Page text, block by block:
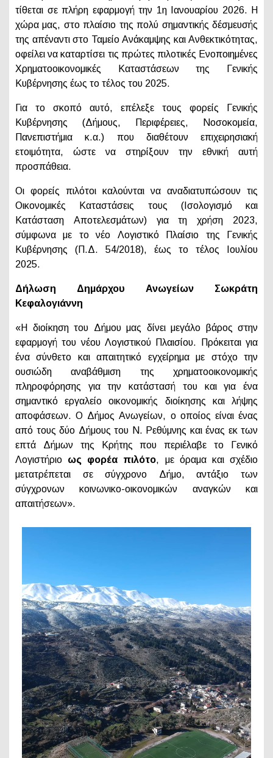
τίθεται σε πλήρη εφαρμογή την 1η Ιανουαρίου 2026. H
χώρα μας, στο πλαίσιο της πολύ σημαντικής δέσμευσής
της απέναντι στο Ταμείο Ανάκαμψης και Ανθεκτικότητας,
οφείλει να καταρτίσει τις πρώτες πιλοτικές Ενοποιημένες
Χρηματοοικονομικές Καταστάσεων της Γενικής
Κυβέρνησης έως το τέλος του 2025.
Για το σκοπό αυτό, επέλεξε τους φορείς Γενικής
Κυβέρνησης (Δήμους, Περιφέρειες, Νοσοκομεία,
Πανεπιστήμια κ.α.) που διαθέτουν επιχειρησιακή
ετοιμότητα, ώστε να στηρίξουν την εθνική αυτή
προσπάθεια.
Οι φορείς πιλότοι καλούνται να αναδιατυπώσουν τις
Οικονομικές Καταστάσεις τους (Ισολογισμό και
Κατάσταση Αποτελεσμάτων) για τη χρήση 2023,
σύμφωνα με το νέο Λογιστικό Πλαίσιο της Γενικής
Κυβέρνησης (Π.Δ. 54/2018), έως το τέλος Ιουλίου
2025.
Δήλωση Δημάρχου Ανωγείων Σωκράτη
Κεφαλογιάννη
«Η διοίκηση του Δήμου μας δίνει μεγάλο βάρος στην
εφαρμογή του νέου Λογιστικού Πλαισίου. Πρόκειται για
ένα σύνθετο και απαιτητικό εγχείρημα με στόχο την
ουσιώδη αναβάθμιση της χρηματοοικονομικής
πληροφόρησης για την κατάστασή του και για ένα
σημαντικό εργαλείο οικονομικής διοίκησης και λήψης
αποφάσεων. Ο Δήμος Ανωγείων, ο οποίος είναι ένας
από τους δύο Δήμους του Ν. Ρεθύμνης και ένας εκ των
επτά Δήμων της Κρήτης που περιέλαβε το Γενικό
Λογιστήριο ως φορέα πιλότο, με όραμα και σχέδιο
μετατρέπεται σε σύγχρονο Δήμο, αντάξιο των
σύγχρονων κοινωνικο-οικονομικών αναγκών και
απαιτήσεων».